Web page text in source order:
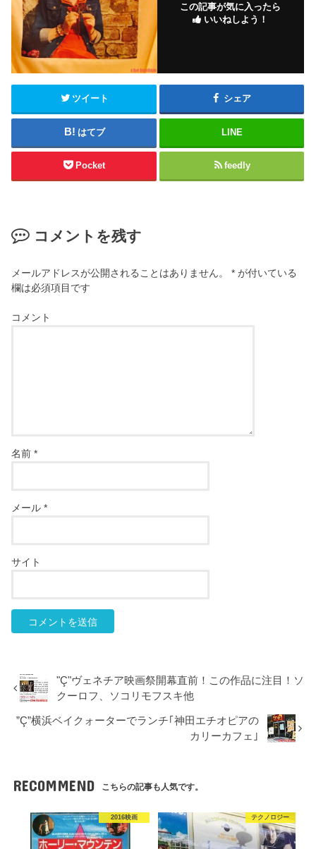
この記事が気に入ったら
いいねしよう！
ツイート シェア
はてブ LINE
Pocket feedly
コメントを残す
メールアドレスが公開されることはありません。 * が付いている
欄は必須項目です
コメント
名前*
メール*
サイト
"Ç"ヴェネチア映画祭開幕直前！この作品に注目！ソ
クーロフ、ソコリモフスキ他
”Ç”横浜ベイクォーターでランチ｢神田エチオピアの
カリーカフェ｣
RECOMMEND こちらの記事も人気です。
2016映画 テクノロジー